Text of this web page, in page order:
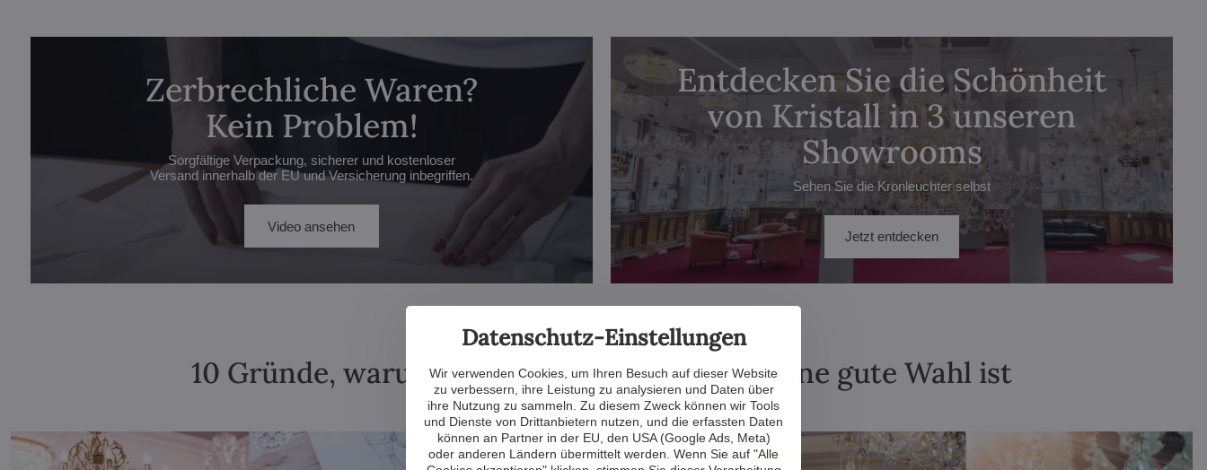
Zerbrechliche Waren?
Kein Problem!
Sorgfältige Verpackung, sicherer und kostenloser
Versand innerhalb der EU und Versicherung inbegriffen.
Video ansehen
Entdecken Sie die Schönheit
von Kristall in 3 unseren
Showrooms
Sehen Sie die Kronleuchter selbst
Jetzt entdecken
10 Gründe, warum ein Kristallkronleuchter eine gute Wahl ist
Datenschutz-Einstellungen
Wir verwenden Cookies, um Ihren Besuch auf dieser Website
zu verbessern, ihre Leistung zu analysieren und Daten über
ihre Nutzung zu sammeln. Zu diesem Zweck können wir Tools
und Dienste von Drittanbietern nutzen, und die erfassten Daten
können an Partner in der EU, den USA (Google Ads, Meta)
oder anderen Ländern übermittelt werden. Wenn Sie auf "Alle